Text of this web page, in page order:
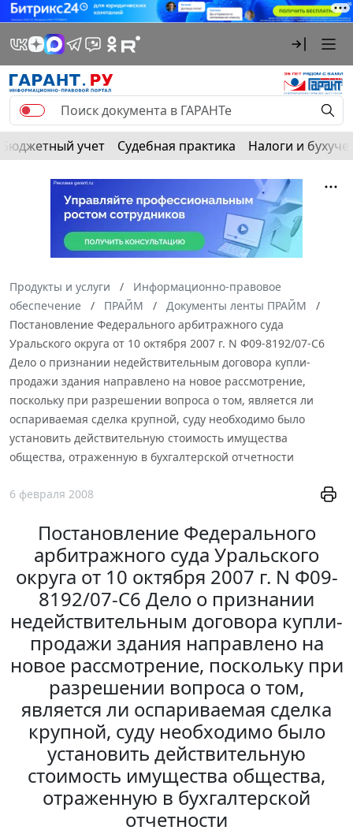
Бюджетный учет Судебная практика Налоги и
Продукты и услуги
Информационно-правовое
обеспечение
ПРАЙМ
Документы ленты ПРАЙМ
Постановление Федерального арбитражного суда
Уральского округа от 10 октября 2007 г. N Ф09-8192/07-С6
Дело о признании недействительным договора купли-
продажи здания направлено на новое рассмотрение,
поскольку при разрешении вопроса о том, является ли
оспариваемая сделка крупной, суду необходимо было
установить действительную стоимость имущества
общества, отраженную в бухгалтерской отчетности
6 февраля 2008
Постановление Федерального
арбитражного суда Уральского
округа от 10 октября 2007 г. N Ф09-
8192/07-С6 Дело о признании
недействительным договора купли-
продажи здания направлено на
новое рассмотрение, поскольку при
разрешении вопроса о том,
является ли оспариваемая сделка
крупной, суду необходимо было
установить действительную
стоимость имущества общества,
отраженную в бухгалтерской
отчетности